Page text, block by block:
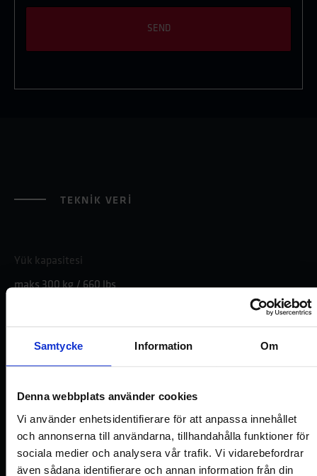
Samtycke Information Om
Denna webbplats använder cookies
Vi använder enhetsidentifierare för att anpassa innehållet
och annonserna till användarna, tillhandahålla funktioner för
sociala medier och analysera vår trafik. Vi vidarebefordrar
även sådana identifierare och annan information från din
TEKNIK VERI
Yük kapasitesi
maks 300 kg / 660 lbs
Ağırlık
Güvenlik
Akıllı kontrol sistemlerimiz kullanılarak üst seviyede güvenlik
sağlanır